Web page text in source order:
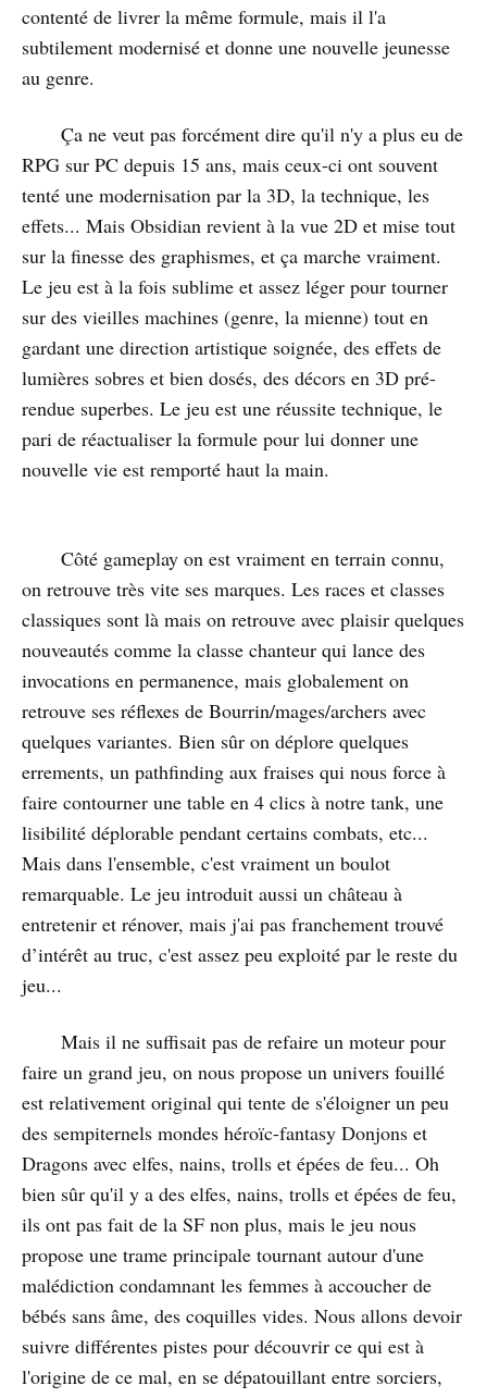
contenté de livrer la même formule, mais il l'a
subtilement modernisé et donne une nouvelle jeunesse
au genre.
Ça ne veut pas forcément dire qu'il n'y a plus eu de
RPG sur PC depuis 15 ans, mais ceux-ci ont souvent
tenté une modernisation par la 3D, la technique, les
effets... Mais Obsidian revient à la vue 2D et mise tout
sur la finesse des graphismes, et ça marche vraiment.
Le jeu est à la fois sublime et assez léger pour tourner
sur des vieilles machines (genre, la mienne) tout en
gardant une direction artistique soignée, des effets de
lumières sobres et bien dosés, des décors en 3D pré-
rendue superbes. Le jeu est une réussite technique, le
pari de réactualiser la formule pour lui donner une
nouvelle vie est remporté haut la main.
Côté gameplay on est vraiment en terrain connu,
on retrouve très vite ses marques. Les races et classes
classiques sont là mais on retrouve avec plaisir quelques
nouveautés comme la classe chanteur qui lance des
invocations en permanence, mais globalement on
retrouve ses réflexes de Bourrin/mages/archers avec
quelques variantes. Bien sûr on déplore quelques
errements, un pathfinding aux fraises qui nous force à
faire contourner une table en 4 clics à notre tank, une
lisibilité déplorable pendant certains combats, etc...
Mais dans l'ensemble, c'est vraiment un boulot
remarquable. Le jeu introduit aussi un château à
entretenir et rénover, mais j'ai pas franchement trouvé
d’intérêt au truc, c'est assez peu exploité par le reste du
jeu...
Mais il ne suffisait pas de refaire un moteur pour
faire un grand jeu, on nous propose un univers fouillé
est relativement original qui tente de s'éloigner un peu
des sempiternels mondes héroïc-fantasy Donjons et
Dragons avec elfes, nains, trolls et épées de feu... Oh
bien sûr qu'il y a des elfes, nains, trolls et épées de feu,
ils ont pas fait de la SF non plus, mais le jeu nous
propose une trame principale tournant autour d'une
malédiction condamnant les femmes à accoucher de
bébés sans âme, des coquilles vides. Nous allons devoir
suivre différentes pistes pour découvrir ce qui est à
l'origine de ce mal, en se dépatouillant entre sorciers,